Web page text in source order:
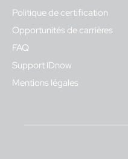
Politique de certification
Opportunités de carrières
FAQ
Support IDnow
Mentions légales